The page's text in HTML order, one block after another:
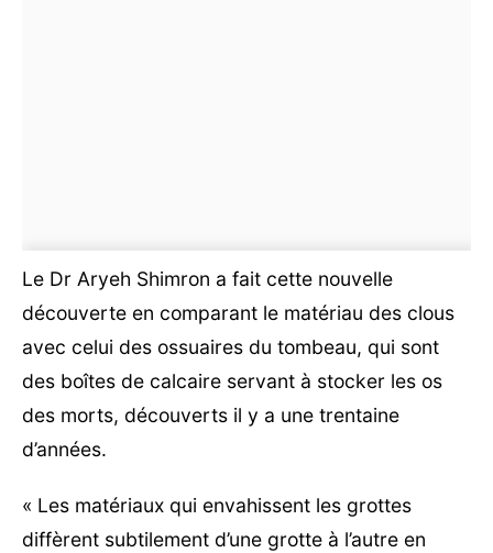
Le Dr Aryeh Shimron a fait cette nouvelle
découverte en comparant le matériau des clous
avec celui des ossuaires du tombeau, qui sont
des boîtes de calcaire servant à stocker les os
des morts, découverts il y a une trentaine
d’années.
« Les matériaux qui envahissent les grottes
diffèrent subtilement d’une grotte à l’autre en